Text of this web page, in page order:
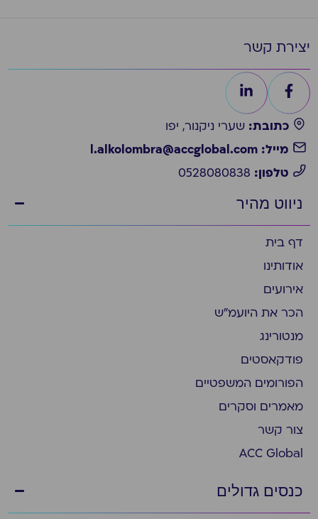
יצירת קשר
כתובת: שערי ניקנור, יפו
מייל: l.alkolombra@accglobal.com
טלפון:
ניווט מהיר
דף בית
אודותינו
אירועים
הכר את היועמ״ש
מנטורינג
פודקאסטים
הפורומים המשפטיים
מאמרים וסקרים
צור קשר
ACC Global
כנסים גדולים